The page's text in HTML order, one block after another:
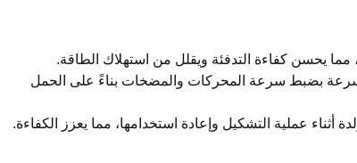
يحسن كفاءة التدفئة ويقلل من استهلاك الطاقة.
بضبط سرعة المحركات والمضخات بناءً على الحمل
أثناء عملية التشكيل وإعادة استخدامها، مما يعزز الكفاءة.